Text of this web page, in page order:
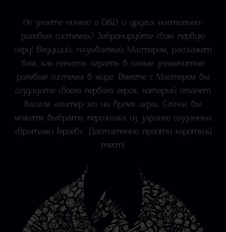
Не знаете ничего о D&D и других настольно-
ролевых системах? Забронируйте свою первую
игру! Ведущий, называемый Мастером, расскажет
вам, как начать играть в самые знаменитые
ролевые системы в мире. Вместе с Мастером вы
создадите своего первого героя, который станет
вашим альтер-эго на время игры. Сейчас вы
можете выбрать персонажа из заранее созданных
«Вратами Героев». Достаточно пройти короткий
тест!